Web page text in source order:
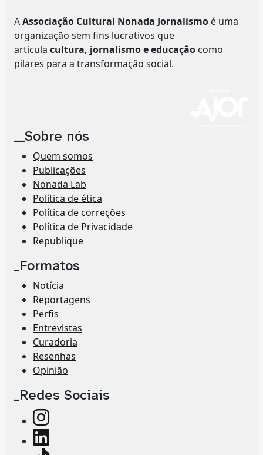
AAssociação Cultural Nonada Jornalismo é uma
organização sem fins lucrativos que
articula cultura, jornalismo e educação como
pilares para a transformação social.
__Sobre nós
Quem somos
Publicações
Nonada Lab
Política de ética
Política de correções
Política de Privacidade
Republique
_Formatos
Notícia
Reportagens
Perfis
Entrevistas
Curadoria
Resenhas
Opinião
_Redes Sociais